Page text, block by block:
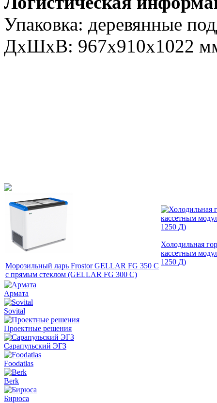
Упаковка: деревянные
ДxШxВ: 967х910х1022
Морозильный ларь Frostor GELLAR FG 350 C
с прямым стеклом (GELLAR FG 300 C)
Холодильная
кассетным
1250 Д)
Армата
Sovital
Проектные решения
Сарапульский ЭГЗ
Foodatlas
Berk
Бирюса